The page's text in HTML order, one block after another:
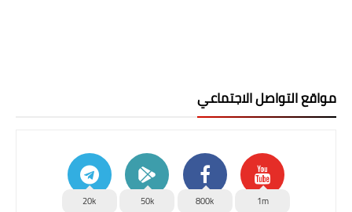
مواقع التواصل الاجتماعي
1m
800k
50k
20k